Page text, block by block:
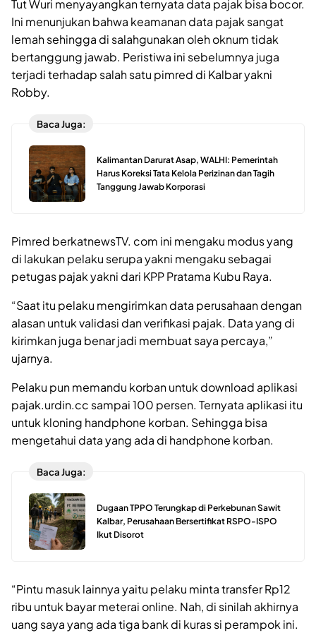
Tut Wuri menyayangkan ternyata data pajak bisa bocor.
Ini menunjukan bahwa keamanan data pajak sangat
lemah sehingga di salahgunakan oleh oknum tidak
bertanggung jawab. Peristiwa ini sebelumnya juga
terjadi terhadap salah satu pimred di Kalbar yakni
Robby.
Baca Juga:
Kalimantan Darurat Asap, WALHI: Pemerintah
Harus Koreksi Tata Kelola Perizinan dan Tagih
Tanggung Jawab Korporasi
Pimred berkatnewsTV. com ini mengaku modus yang
di lakukan pelaku serupa yakni mengaku sebagai
petugas pajak yakni dari KPP Pratama Kubu Raya.
“Saat itu pelaku mengirimkan data perusahaan dengan
alasan untuk validasi dan verifikasi pajak. Data yang di
kirimkan juga benar jadi membuat saya percaya,”
ujarnya.
Pelaku pun memandu korban untuk download aplikasi
pajak.urdin.cc sampai 100 persen. Ternyata aplikasi itu
untuk kloning handphone korban. Sehingga bisa
mengetahui data yang ada di handphone korban.
Baca Juga:
Dugaan TPPO Terungkap di Perkebunan Sawit
Kalbar, Perusahaan Bersertifikat RSPO-ISPO
Ikut Disorot
“Pintu masuk lainnya yaitu pelaku minta transfer Rp12
ribu untuk bayar meterai online. Nah, di sinilah akhirnya
uang saya yang ada tiga bank di kuras si perampok ini.